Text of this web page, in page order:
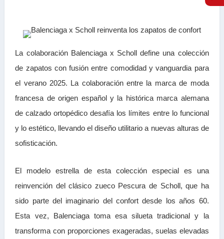
La colaboración Balenciaga x Scholl define una colección
de zapatos con fusión entre comodidad y vanguardia para
el verano 2025. La colaboración entre la marca de moda
francesa de origen español y la histórica marca alemana
de calzado ortopédico desafía los límites entre lo funcional
y lo estético, llevando el diseño utilitario a nuevas alturas de
sofisticación.
El modelo estrella de esta colección especial es una
reinvención del clásico zueco Pescura de Scholl, que ha
sido parte del imaginario del confort desde los años 60.
Esta vez, Balenciaga toma esa silueta tradicional y la
transforma con proporciones exageradas, suelas elevadas